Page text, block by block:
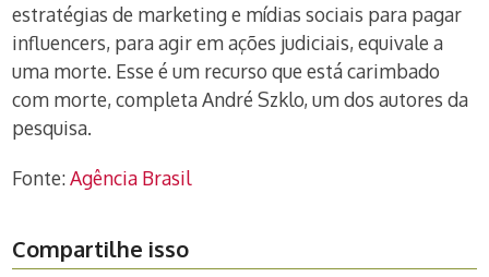
estratégias de marketing e mídias sociais para pagar
influencers, para agir em ações judiciais, equivale a
uma morte. Esse é um recurso que está carimbado
com morte, completa André Szklo, um dos autores da
pesquisa.
Fonte:Agência Brasil
Compartilhe isso